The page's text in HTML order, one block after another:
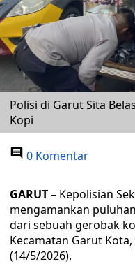
Polisi di Garut Sita
Kopi
0 Komentar
GARUT– Kepolisian
mengamankan
dari sebuah gerobak
Kecamatan Garut
(14/5/2026).